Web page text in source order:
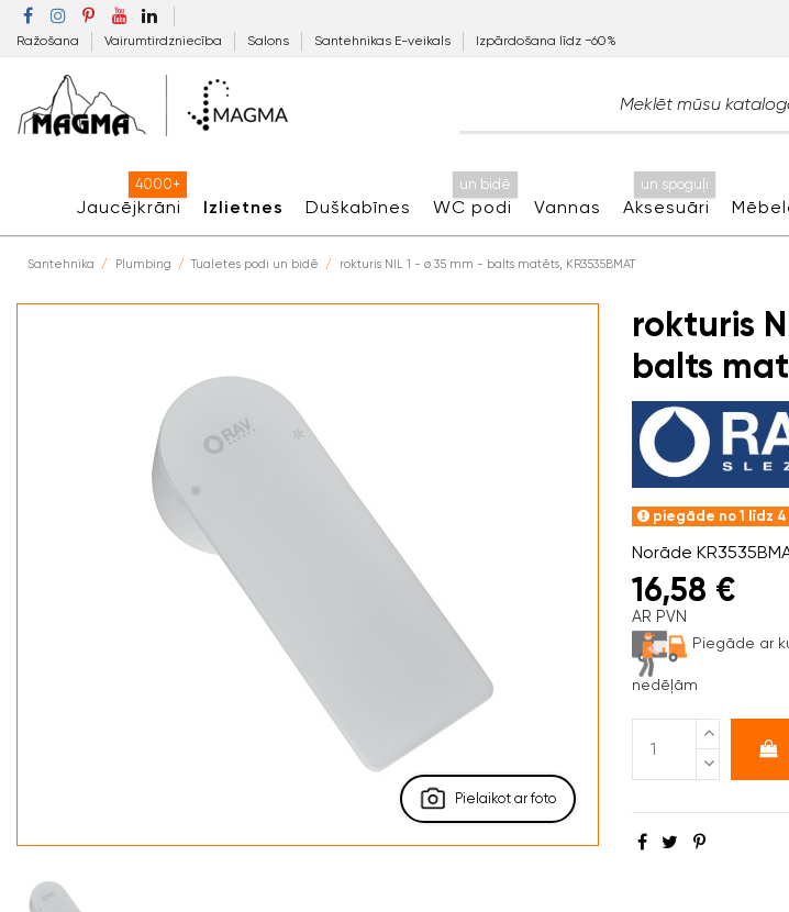
Ražošana Vairumtirdzniecība Salons Santehnikas E-veikals Izpārdošana līdz −60%
Jaucējkrāni
4000+
Izlietnes Duškabīnes WC podi
un bidē
Vannas Aksesuāri
un spoguļi
Santehnika Plumbing Tualetes podi un bidē rokturis NIL 1 - ø 35 mm - balts matēts, KR3535BMAT
Pielaikot ar foto
rokturis
balts
piegāde no 1 līdz
Norāde
16,58 €
AR PVN
Piegāde ar
nedēļām